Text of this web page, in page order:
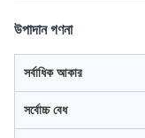
উপাদান গণনা
সর্বাধিক আকার
সর্বোচ্চ বেধ